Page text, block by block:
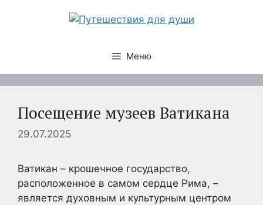
Меню
Посещение музеев Ватикана
29.07.2025
Ватикан – крошечное государство,
расположенное в самом сердце Рима, –
является духовным и культурным центром